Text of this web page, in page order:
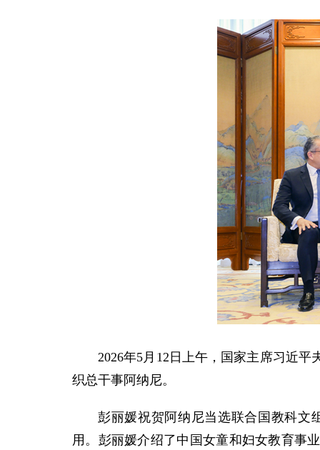
2026年5月12日上午，国家主席习近
织总干事阿纳尼。
彭丽媛祝贺阿纳尼当选联合国教科文
用。彭丽媛介绍了中国女童和妇女教育事